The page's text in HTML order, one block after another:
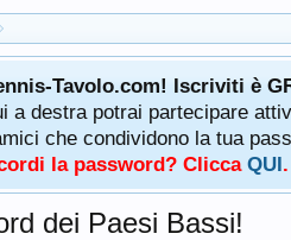
Tavolo.com! Iscriviti è
a destra potrai partecipare
che condividono la tua
la password? Clicca QUI.
dei Paesi Bassi!